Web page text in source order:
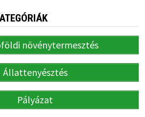
növénytermesztés
Állattenyésztés
Pályázat